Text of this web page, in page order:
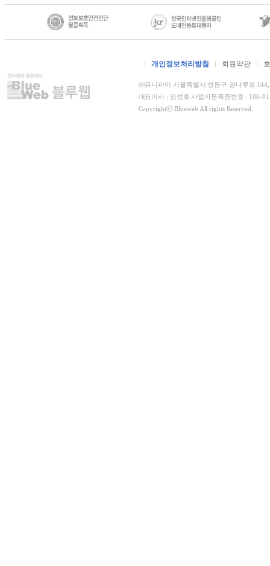
개인정보처리방침 회원약관
㈜유니파이 서울특별시 성동구 광나루로
대표이사 : 임성호 사업자등록증번호 : 106-
Copyrightⓒ Blueweb All rights Reserved.